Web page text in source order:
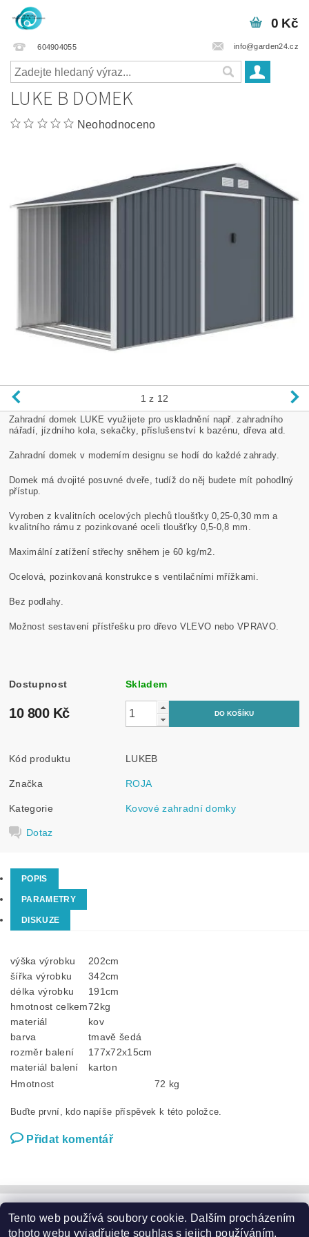
604904055 info@garden24.cz
0 Kč
LUKE B DOMEK
Neohodnoceno
1 z 12
Zahradní domek LUKE využijete pro uskladnění např. zahradního
nářadí, jízdního kola, sekačky, příslušenství k bazénu, dřeva atd.
Zahradní domek v moderním designu se hodí do každé zahrady.
Domek má dvojité posuvné dveře, tudíž do něj budete mít pohodlný
přístup.
Vyroben z kvalitních ocelových plechů tloušťky 0,25-0,30 mm a
kvalitního rámu z pozinkované oceli tloušťky 0,5-0,8 mm.
Maximální zatížení střechy sněhem je 60 kg/m2.
Ocelová, pozinkovaná konstrukce s ventilačními mřížkami.
Bez podlahy.
Možnost sestavení přístřešku pro dřevo VLEVO nebo VPRAVO.
Dostupnost Skladem
10 800 Kč
Kód produktu LUKEB
Značka ROJA
Kategorie Kovové zahradní domky
Dotaz
POPIS
PARAMETRY
DISKUZE
výška výrobku
202cm
šířka výrobku
342cm
délka výrobku
191cm
hmotnost celkem72kg
materiál
kov
barva
tmavě šedá
rozměr balení
177x72x15cm
materiál balení
karton
Hmotnost
72 kg
Buďte první, kdo napíše příspěvek k této položce.
Přidat komentář
Zahradní nábytek | Zahradní křesla | Zahradní stoly |
Zahradní sedací soupravy | Zahradní houpačky | Zahradní lehátka
Tento web používá soubory cookie. Dalším procházením
tohoto webu vyjadřujete souhlas s jejich používáním.